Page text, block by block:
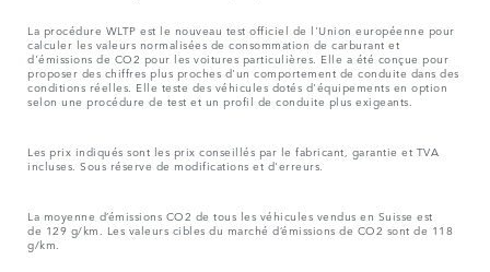
La procédure WLTP est le nouveau test officiel de l'Union européenne pour
calculer les valeurs normalisées de consommation de carburant et
d'émissions de CO2 pour les voitures particulières. Elle a été conçue pour
proposer des chiffres plus proches d'un comportement de conduite dans des
conditions réelles. Elle teste des véhicules dotés d'équipements en option
selon une procédure de test et un profil de conduite plus exigeants.
Les prix indiqués sont les prix conseillés par le fabricant, garantie et TVA
incluses. Sous réserve de modifications et d'erreurs.
La moyenne d’émissions CO2 de tous les véhicules vendus en Suisse est
de 129 g/km. Les valeurs cibles du marché d’émissions de CO2 sont de 118
g/km.